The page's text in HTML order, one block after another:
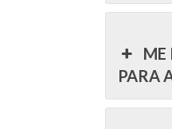
ME
PARA